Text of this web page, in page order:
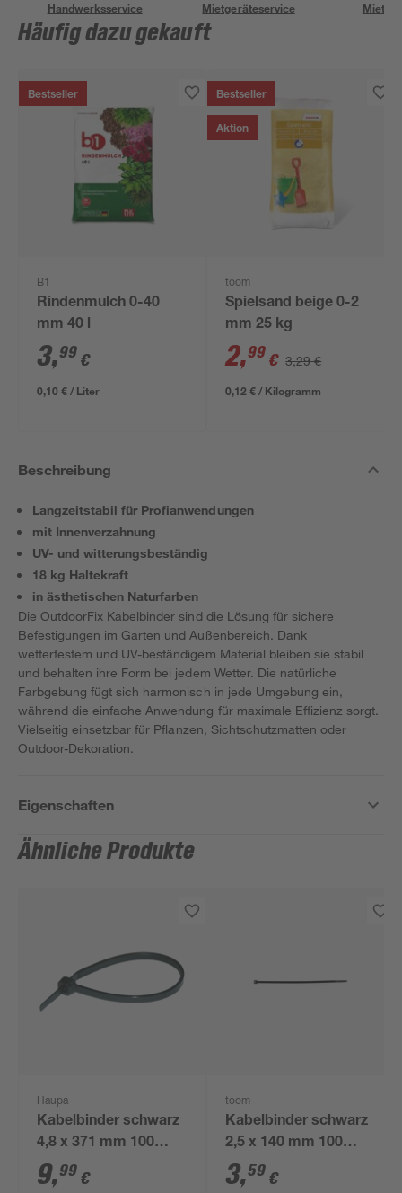
Handwerksservice Mietgeräteservice
Häufig dazu gekauft
Bestseller
B1
Rindenmulch 0-40
mm 40 l
3,99 €
0,10 € / Liter
Bestseller
Aktion
toom
Spielsand beige 0-2
mm 25 kg
2,99 € 3,29 €
0,12 € / Kilogramm
Beschreibung
Langzeitstabil für Profianwendungen
mit Innenverzahnung
UV- und witterungsbeständig
18 kg Haltekraft
in ästhetischen Naturfarben
Die OutdoorFix Kabelbinder sind die Lösung für sichere
Befestigungen im Garten und Außenbereich. Dank
wetterfestem und UV-beständigem Material bleiben sie stabil
und behalten ihre Form bei jedem Wetter. Die natürliche
Farbgebung fügt sich harmonisch in jede Umgebung ein,
während die einfache Anwendung für maximale Effizienz sorgt.
Vielseitig einsetzbar für Pflanzen, Sichtschutzmatten oder
Outdoor-Dekoration.
Eigenschaften
Ähnliche Produkte
Haupa
Kabelbinder schwarz
4,8 x 371 mm 100
Stück
9,99 €
toom
Kabelbinder schwarz
2,5 x 140 mm 100
Stück
3,59 €